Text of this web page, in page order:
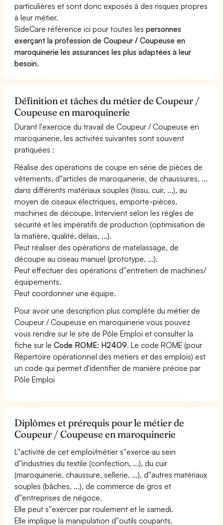
particulières et sont donc exposés à des risques propres
à leur métier.
SideCare référence ici pour toutes lespersonnes
exerçant la profession de Coupeur / Coupeuse en
maroquinerie les assurances les plus adaptées à leur
besoin.
Définition et tâches du métier de Coupeur /
Coupeuse en maroquinerie
Durant l'exercice du travail de Coupeur / Coupeuse en
maroquinerie, les activités suivantes sont souvent
pratiquées :
Réalise des opérations de coupe en série de pièces de
vêtements, d''articles de maroquinerie, de chaussures, ...
dans différents matériaux souples (tissu, cuir, ...), au
moyen de ciseaux électriques, emporte-pièces,
machines de découpe. Intervient selon les règles de
sécurité et les impératifs de production (optimisation de
la matière, qualité, délais, ...).
Peut réaliser des opérations de matelassage, de
découpe au ciseau manuel (prototype, ...).
Peut effectuer des opérations d''entretien de machines/
équipements.
Peut coordonner une équipe.
Pour avoir une description plus complète du métier de
Coupeur / Coupeuse en maroquinerie vous pouvez
vous rendre sur le site de Pôle Emploi et consulter la
fiche sur leCode ROME: H2409. Le code ROME (pour
Répertoire opérationnel des métiers et des emplois) est
un code qui permet d'identifier de manière précise par
Pôle Emploi
Diplômes et prérequis pour le métier de
Coupeur / Coupeuse en maroquinerie
L''activité de cet emploi/métier s''exerce au sein
d''industries du textile (confection, ...), du cuir
(maroquinerie, chaussure, sellerie, ...), d''autres matériaux
souples (bâches, ...), de commerce de gros et
d''entreprises de négoce.
Elle peut s''exercer par roulement et le samedi.
Elle implique la manipulation d''outils coupants.